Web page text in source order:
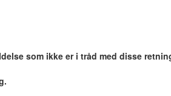
som ikke er i tråd med disse